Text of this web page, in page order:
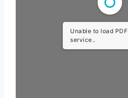
Unable to load PDF
service..